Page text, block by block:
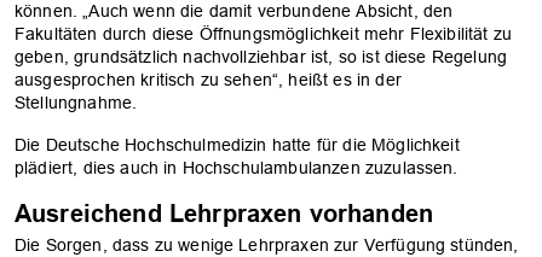
können. „Auch wenn die damit verbundene Absicht, den
Fakultäten durch diese Öffnungsmöglichkeit mehr Flexibilität zu
geben, grundsätzlich nachvollziehbar ist, so ist diese Regelung
ausgesprochen kritisch zu sehen“, heißt es in der
Stellungnahme.
Die Deutsche Hochschulmedizin hatte für die Möglichkeit
plädiert, dies auch in Hochschulambulanzen zuzulassen.
Ausreichend Lehrpraxen vorhanden
Die Sorgen, dass zu wenige Lehrpraxen zur Verfügung stünden,